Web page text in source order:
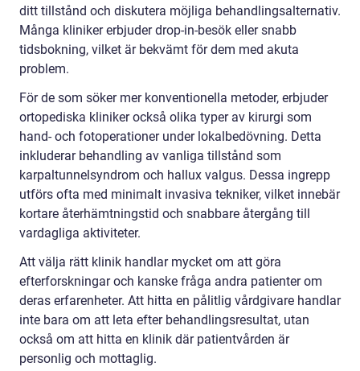
ditt tillstånd och diskutera möjliga behandlingsalternativ.
Många kliniker erbjuder drop-in-besök eller snabb
tidsbokning, vilket är bekvämt för dem med akuta
problem.
För de som söker mer konventionella metoder, erbjuder
ortopediska kliniker också olika typer av kirurgi som
hand- och fotoperationer under lokalbedövning. Detta
inkluderar behandling av vanliga tillstånd som
karpaltunnelsyndrom och hallux valgus. Dessa ingrepp
utförs ofta med minimalt invasiva tekniker, vilket innebär
kortare återhämtningstid och snabbare återgång till
vardagliga aktiviteter.
Att välja rätt klinik handlar mycket om att göra
efterforskningar och kanske fråga andra patienter om
deras erfarenheter. Att hitta en pålitlig vårdgivare handlar
inte bara om att leta efter behandlingsresultat, utan
också om att hitta en klinik där patientvården är
personlig och mottaglig.